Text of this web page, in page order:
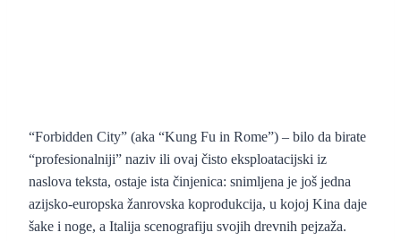
“Forbidden City” (aka “Kung Fu in Rome”) – bilo da birate
“profesionalniji” naziv ili ovaj čisto eksploatacijski iz
naslova teksta, ostaje ista činjenica: snimljena je još jedna
azijsko-europska žanrovska koprodukcija, u kojoj Kina daje
šake i noge, a Italija scenografiju svojih drevnih pejzaža.